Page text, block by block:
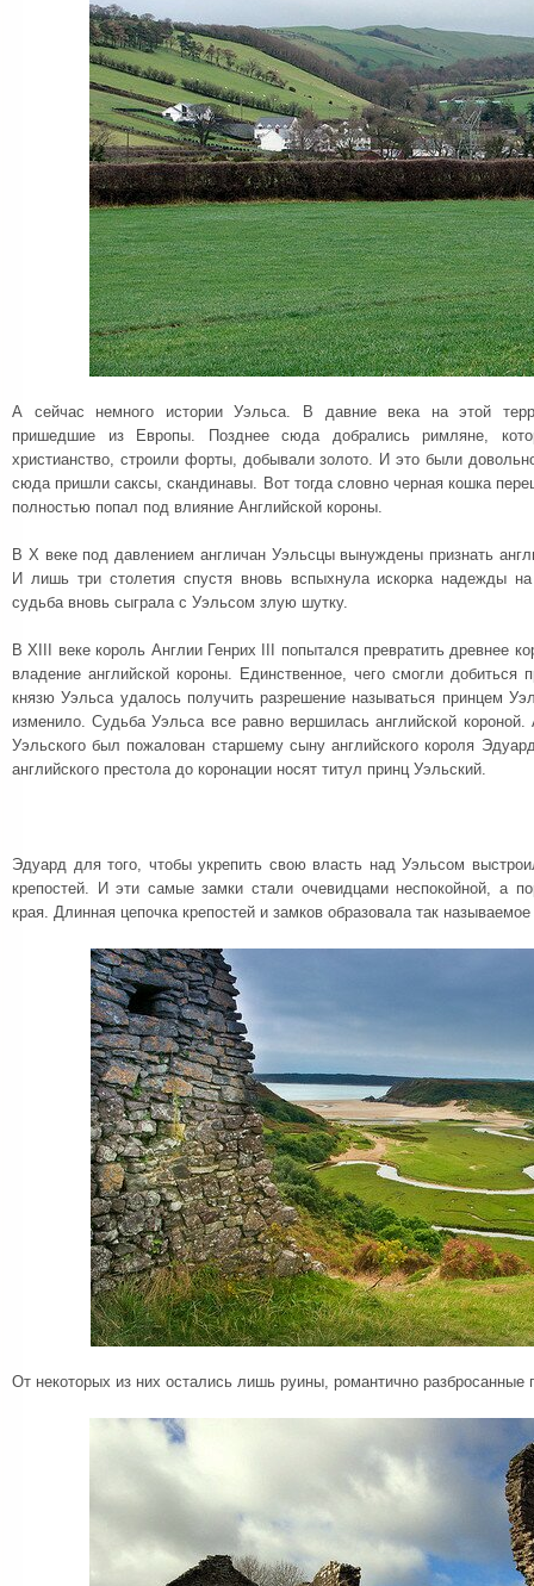
А сейчас немного истории Уэльса. В давние века на этой
пришедшие из Европы. Позднее сюда добрались римляне,
христианство, строили форты, добывали золото. И это были
сюда пришли саксы, скандинавы. Вот тогда словно черная кошка
полностью попал под влияние Английской короны.
В X веке под давлением англичан Уэльсцы вынуждены признать
И лишь три столетия спустя вновь вспыхнула искорка надежды
судьба вновь сыграла с Уэльсом злую шутку.
В XIII веке король Англии Генрих III попытался превратить древнее
владение английской короны. Единственное, чего смогли добиться
князю Уэльса удалось получить разрешение называться принцем
изменило. Судьба Уэльса все равно вершилась английской
Уэльского был пожалован старшему сыну английского короля
английского престола до коронации носят титул принц Уэльский.
Эдуард для того, чтобы укрепить свою власть над Уэльсом
крепостей. И эти самые замки стали очевидцами неспокойной, а
края. Длинная цепочка крепостей и замков образовала так
От некоторых из них остались лишь руины, романтично